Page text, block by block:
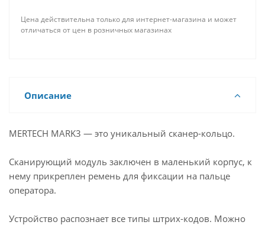
Цена действительна только для интернет-магазина и может
отличаться от цен в розничных магазинах
Описание
MERTECH MARK3 — это уникальный сканер-кольцо.
Сканирующий модуль заключен в маленький корпус, к
нему прикреплен ремень для фиксации на пальце
оператора.
Устройство распознает все типы штрих-кодов. Можно